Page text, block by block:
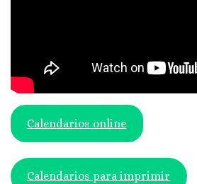
Calendarios online
Calendarios para imprimir